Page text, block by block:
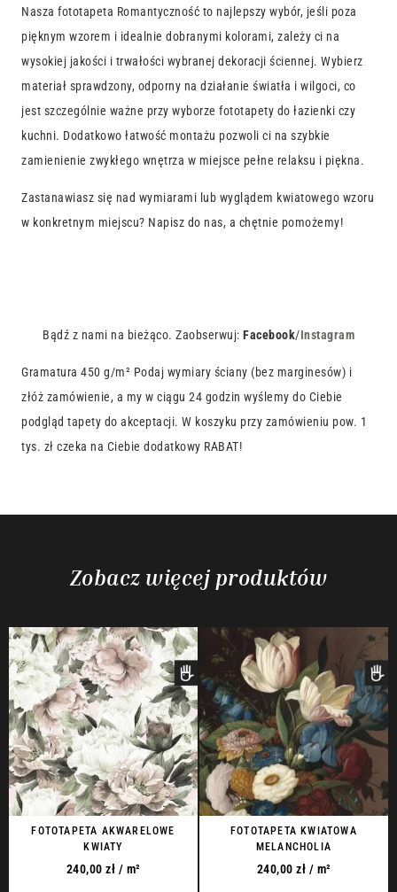
Nasza fototapeta Romantyczność to najlepszy wybór, jeśli poza
pięknym wzorem i idealnie dobranymi kolorami, zależy ci na
wysokiej jakości i trwałości wybranej dekoracji ściennej. Wybierz
materiał sprawdzony, odporny na działanie światła i wilgoci, co
jest szczególnie ważne przy wyborze fototapety do łazienki czy
kuchni. Dodatkowo łatwość montażu pozwoli ci na szybkie
zamienienie zwykłego wnętrza w miejsce pełne relaksu i piękna.
Zastanawiasz się nad wymiarami lub wyglądem kwiatowego wzoru
w konkretnym miejscu? Napisz do nas, a chętnie pomożemy!
Bądź z nami na bieżąco. Zaobserwuj: Facebook/Instagram
Gramatura 450 g/m² Podaj wymiary ściany (bez marginesów) i
złóż zamówienie, a my w ciągu 24 godzin wyślemy do Ciebie
podgląd tapety do akceptacji. W koszyku przy zamówieniu pow. 1
tys. zł czeka na Ciebie dodatkowy RABAT!
Zobacz więcej produktów
FOTOTAPETA AKWARELOWE
KWIATY
240,00 zł / m²
FOTOTAPETA KWIATOWA
MELANCHOLIA
240,00 zł / m²